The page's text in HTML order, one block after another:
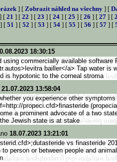
] [ Zobrazit náhled na všechny ] [
] [ 21 ] [ 22 ] [ 23 ] [ 24 ] [ 25 ] [ 26 ] [ 27 ] [
] [ 51 ] [ 52 ] [ 53 ] [ 54 ] [ 55 ] [ 56 ] [ 57 ] [
18:30:15
using commercially available software
evitra bailler</a> Tap water is
is hypotonic to the corneal stroma
21.07.2023 13:58:04
you experience other
propeci.cfd>finasteride
a prominent advocate of a two
Jewish state is at stake
18.07.2023 13:21:01
;dutasteride vs finasteride
to person or between people and